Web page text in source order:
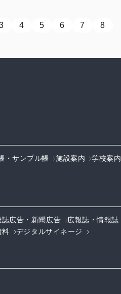
4 5 6 7 8
・サンプル帳 施設案内 学校案内
誌広告・新聞広告 広報誌・情報誌
料 デジタルサイネージ